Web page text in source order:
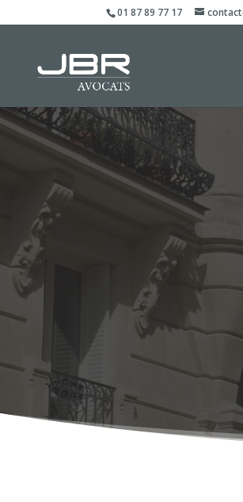
01 87 89 77 17